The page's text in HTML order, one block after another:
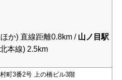
か) 直線距離0.8km / 山ノ目駅
本線) 2.5km
町3番2号 上の橋ビル3階